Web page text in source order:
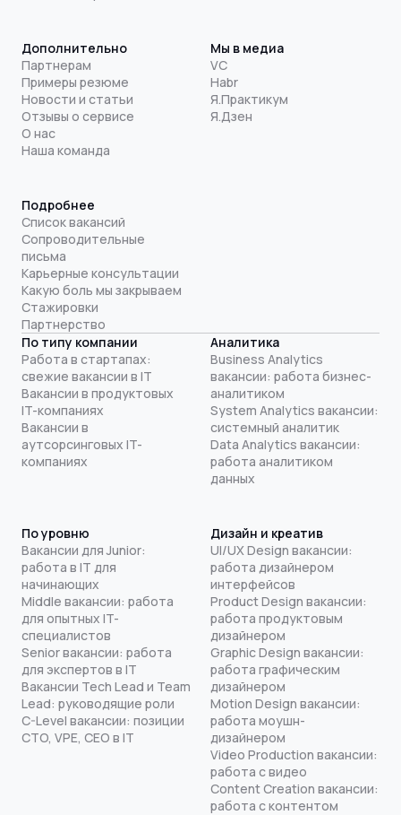
Дополнительно
Партнерам
Примеры резюме
Новости и статьи
Отзывы о сервисе
О нас
Наша команда
Мы в медиа
VC
Habr
Я.Практикум
Я.Дзен
Подробнее
Список вакансий
Сопроводительные
письма
Карьерные консультации
Какую боль мы закрываем
Стажировки
Партнерство
По типу компании
Работа в стартапах:
свежие вакансии в IT
Вакансии в продуктовых
IT-компаниях
Вакансии в
аутсорсинговых IT-
компаниях
Аналитика
Business Analytics
вакансии: работа бизнес-
аналитиком
System Analytics вакансии:
системный аналитик
Data Analytics вакансии:
работа аналитиком
данных
По уровню
Вакансии для Junior:
работа в IT для
начинающих
Middle вакансии: работа
для опытных IT-
специалистов
Senior вакансии: работа
для экспертов в IT
Вакансии Tech Lead и Team
Lead: руководящие роли
C-Level вакансии: позиции
CTO, VPE, CEO в IT
Дизайн и креатив
UI/UX Design вакансии:
работа дизайнером
интерфейсов
Product Design вакансии:
работа продуктовым
дизайнером
Graphic Design вакансии:
работа графическим
дизайнером
Motion Design вакансии:
работа моушн-
дизайнером
Video Production вакансии:
работа с видео
Content Creation вакансии:
работа с контентом